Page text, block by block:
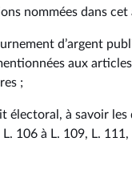
nommées dans cet
d’argent
aux
;
électoral, à savoir
L. 106 à L. 109, L.